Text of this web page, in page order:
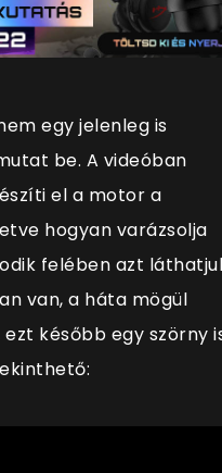
egy jelenleg is
be. A videóban
el a motor a
hogyan varázsolja
felében azt
van, a háta mögül
később egy szörny